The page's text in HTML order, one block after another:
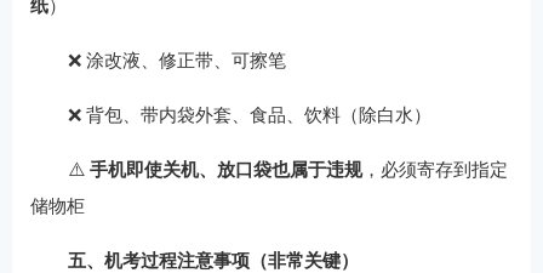
纸）
❌ 涂改液、修正带、可擦笔
❌ 背包、带内袋外套、食品、饮料（除白水）
⚠️ 手机即使关机、放口袋也属于违规，必须寄存到指定
储物柜
五、机考过程注意事项（非常关键）